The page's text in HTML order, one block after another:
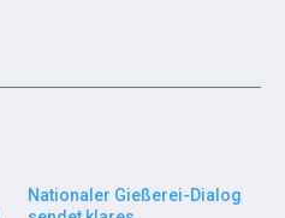
Nationaler Gießerei-Dialog